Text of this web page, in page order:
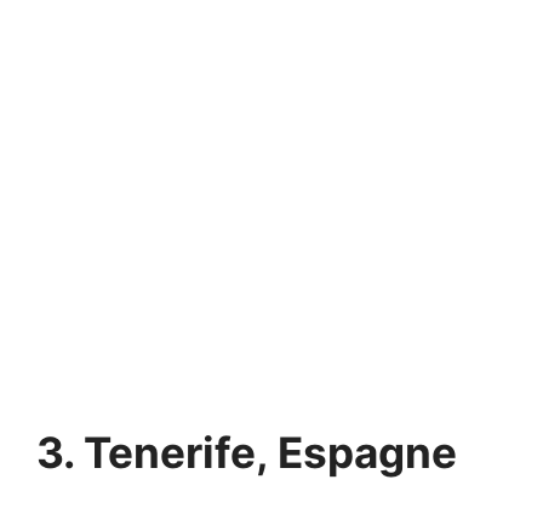
3. Tenerife, Espagne